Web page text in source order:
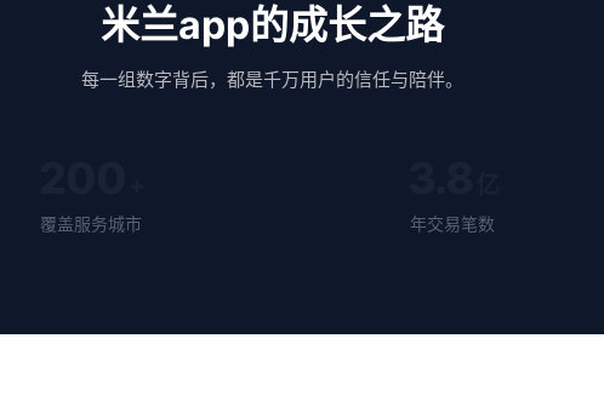
米兰app的成长之路
每一组数字背后，都是千万用户的信任与陪伴。
覆盖服务城市 年交易笔数